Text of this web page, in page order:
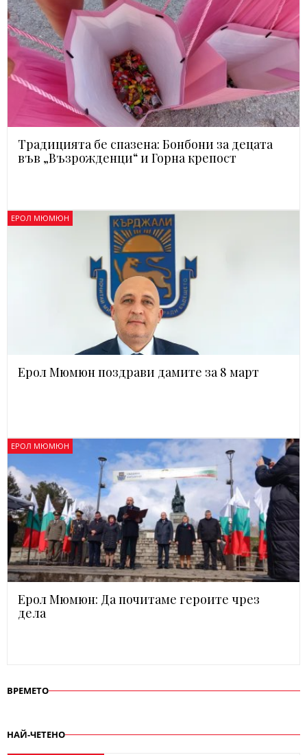
Традицията бе спазена: Бонбони за децата
във „Възрожденци“ и Горна крепост
ЕРОЛ МЮМЮН
Ерол Мюмюн поздрави дамите за 8 март
ЕРОЛ МЮМЮН
Ерол Мюмюн: Да почитаме героите чрез
дела
ВРЕМЕТО
НАЙ-ЧЕТЕНО